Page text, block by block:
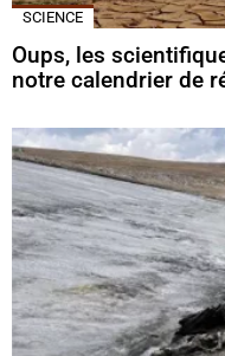
SCIENCE
Oups, les
notre calendrier de